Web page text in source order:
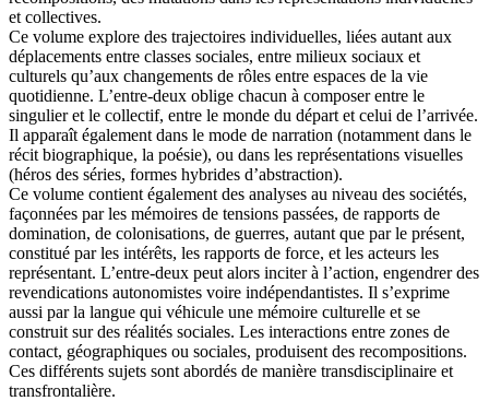
et collectives.
Ce volume explore des trajectoires individuelles, liées autant aux
déplacements entre classes sociales, entre milieux sociaux et
culturels qu’aux changements de rôles entre espaces de la vie
quotidienne. L’entre-deux oblige chacun à composer entre le
singulier et le collectif, entre le monde du départ et celui de l’arrivée.
Il apparaît également dans le mode de narration (notamment dans le
récit biographique, la poésie), ou dans les représentations visuelles
(héros des séries, formes hybrides d’abstraction).
Ce volume contient également des analyses au niveau des sociétés,
façonnées par les mémoires de tensions passées, de rapports de
domination, de colonisations, de guerres, autant que par le présent,
constitué par les intérêts, les rapports de force, et les acteurs les
représentant. L’entre-deux peut alors inciter à l’action, engendrer des
revendications autonomistes voire indépendantistes. Il s’exprime
aussi par la langue qui véhicule une mémoire culturelle et se
construit sur des réalités sociales. Les interactions entre zones de
contact, géographiques ou sociales, produisent des recompositions.
Ces différents sujets sont abordés de manière transdisciplinaire et
transfrontalière.